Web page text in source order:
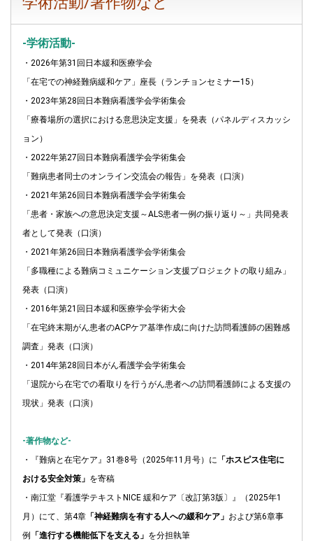
-学術活動-
・2026年第31回日本緩和医療学会
「在宅での神経難病緩和ケア」座長（ランチョンセミナー15）
・2023年第28回日本難病看護学会学術集会
「療養場所の選択における意思決定支援」を発表（パネルディスカッシ
ョン）
・2022年第27回日本難病看護学会学術集会
「難病患者同士のオンライン交流会の報告」を発表（口演）
・2021年第26回日本難病看護学会学術集会
「患者・家族への意思決定支援～ALS患者一例の振り返り～」共同発表
者として発表（口演）
・2021年第26回日本難病看護学会学術集会
「多職種による難病コミュニケーション支援プロジェクトの取り組み」
発表（口演）
・2016年第21回日本緩和医療学会学術大会
「在宅終末期がん患者のACPケア基準作成に向けた訪問看護師の困難感
調査」発表（口演）
・2014年第28回日本がん看護学会学術集会
「退院から在宅での看取りを行うがん患者への訪問看護師による支援の
現状」発表（口演）
-著作物など-
・『難病と在宅ケア』31巻8号（2025年11月号）に 「ホスピス住宅に
おける安全対策」 を寄稿
・南江堂『看護学テキストNICE 緩和ケア〔改訂第3版〕』（2025年1
月）にて、第4章 「神経難病を有する人への緩和ケア」 および第6章事
例 「進行する機能低下を支える」 を分担執筆